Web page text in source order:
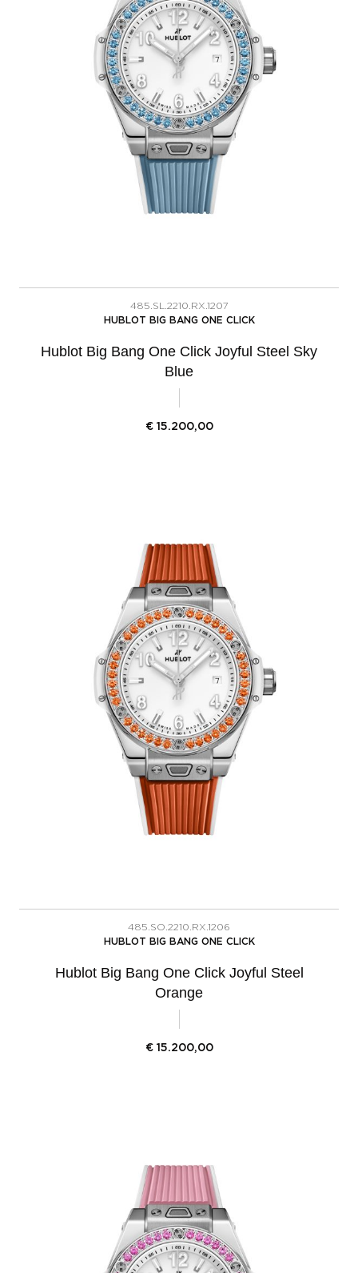
485.SL.2210.RX.1207
HUBLOT BIG BANG ONE CLICK
Hublot Big Bang One Click Joyful Steel Sky
Blue
€ 15.200,00
485.SO.2210.RX.1206
HUBLOT BIG BANG ONE CLICK
Hublot Big Bang One Click Joyful Steel
Orange
€ 15.200,00